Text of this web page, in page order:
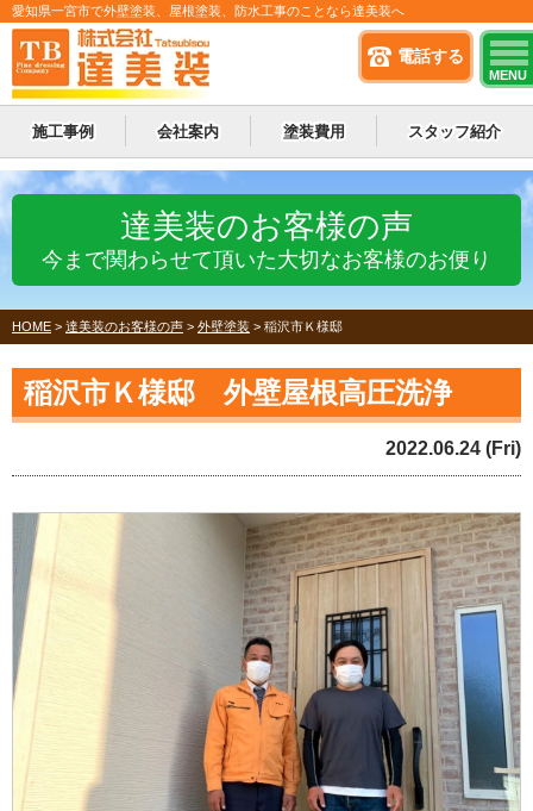
電話する
MENU
愛知県一宮市で外壁塗装、屋根塗装、防水工事のことなら達美装へ
施工事例 会社案内 塗装費用 スタッフ紹介
達美装のお客様の声
今まで関わらせて頂いた大切なお客様のお便り
HOME > 達美装のお客様の声 > 外壁塗装 > 稲沢市Ｋ様邸
稲沢市Ｋ様邸 外壁屋根高圧洗浄
2022.06.24 (Fri)